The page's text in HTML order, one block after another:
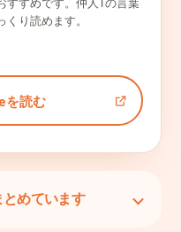
くり読めます。
を読む
めています